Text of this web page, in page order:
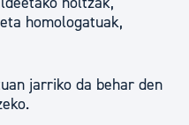
homologatuak,
jarriko da behar den